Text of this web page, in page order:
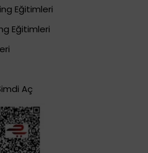
Eğitimleri
Eğitimleri
Aç